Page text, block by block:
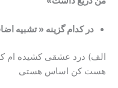
در کدام گزینه « تشبیه
الف) درد عشقی
هست کن اساس هستی